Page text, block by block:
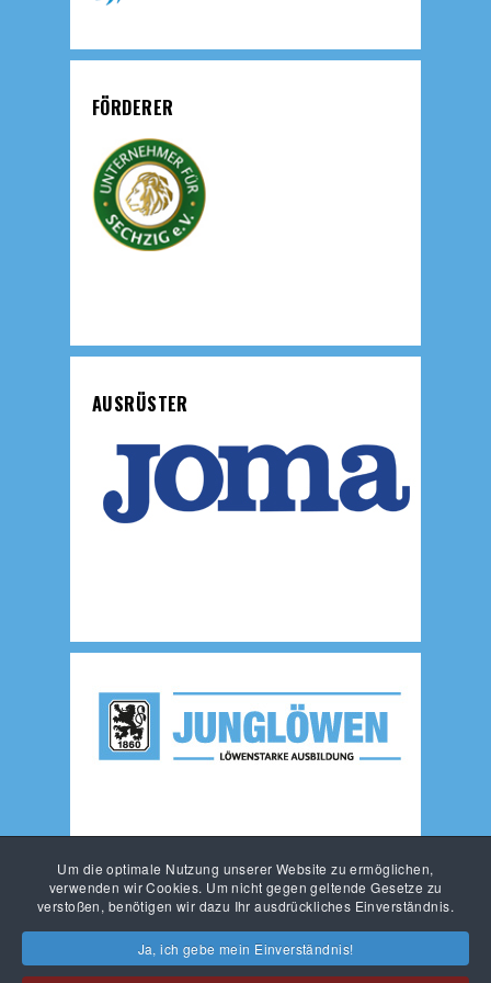
Um die optimale Nutzung unserer Website zu ermöglichen,
verwenden wir Cookies. Um nicht gegen geltende Gesetze zu
verstoßen, benötigen wir dazu Ihr ausdrückliches Einverständnis.
Ja, ich gebe mein Einverständnis!
FÖRDERER
AUSRÜSTER